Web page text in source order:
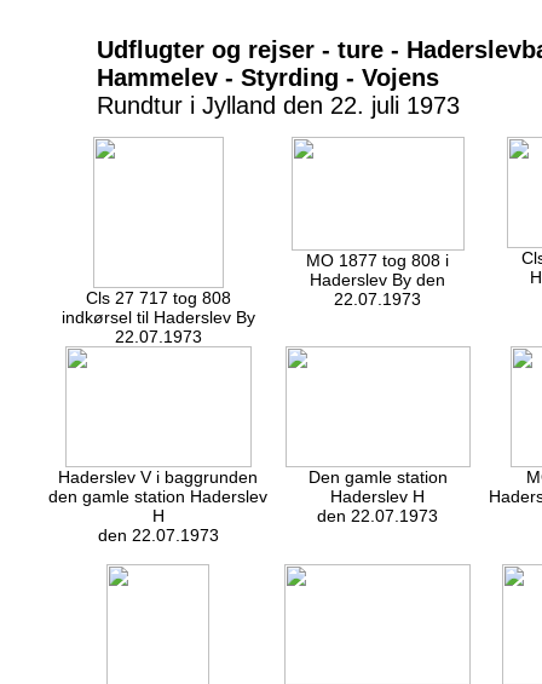
Udflugter og rejser - ture -
Hammelev - Styrding - Vojens
Rundtur i Jylland den 22. juli 1973
Cls 27 717 tog 808
indkørsel til Haderslev By
22.07.1973
MO 1877 tog 808 i
Haderslev By den
22.07.1973
Haderslev V i baggrunden
den gamle station Haderslev
H
den 22.07.1973
Den gamle station
Haderslev H
den 22.07.1973